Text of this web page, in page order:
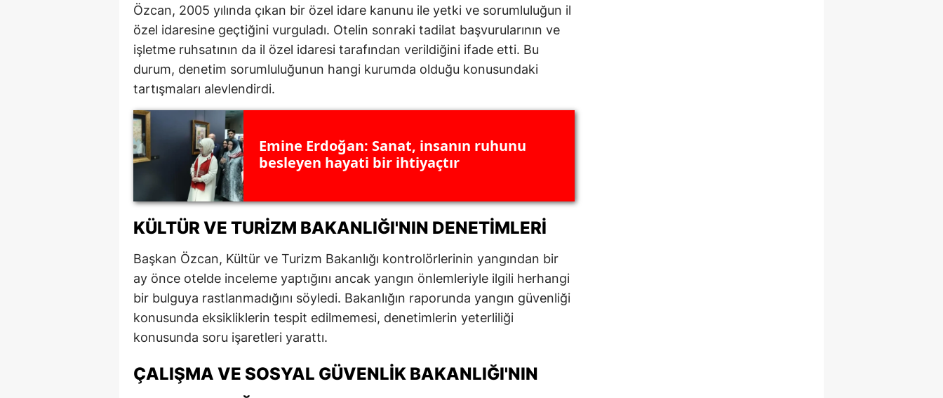
Hakkari
Hatay
Isparta
İzmir
Kastamonu
Kayseri
Kırklareli
Kırşehir
Kocaeli
Kütahya
Özcan, 2005 yılında çıkan bir özel idare kanunu ile yetki ve sorumluluğun il
özel idaresine geçtiğini vurguladı. Otelin sonraki tadilat başvurularının ve
işletme ruhsatının da il özel idaresi tarafından verildiğini ifade etti. Bu
durum, denetim sorumluluğunun hangi kurumda olduğu konusundaki
tartışmaları alevlendirdi.
Emine Erdoğan: Sanat, insanın ruhunu
besleyen hayati bir ihtiyaçtır
KÜLTÜR VE TURIZM BAKANLIĞI'NIN DENETIMLERI
Başkan Özcan, Kültür ve Turizm Bakanlığı kontrolörlerinin yangından bir
ay önce otelde inceleme yaptığını ancak yangın önlemleriyle ilgili herhangi
bir bulguya rastlanmadığını söyledi. Bakanlığın raporunda yangın güvenliği
konusunda eksikliklerin tespit edilmemesi, denetimlerin yeterliliği
konusunda soru işaretleri yarattı.
ÇALIŞMA VE SOSYAL GÜVENLIK BAKANLIĞI'NIN